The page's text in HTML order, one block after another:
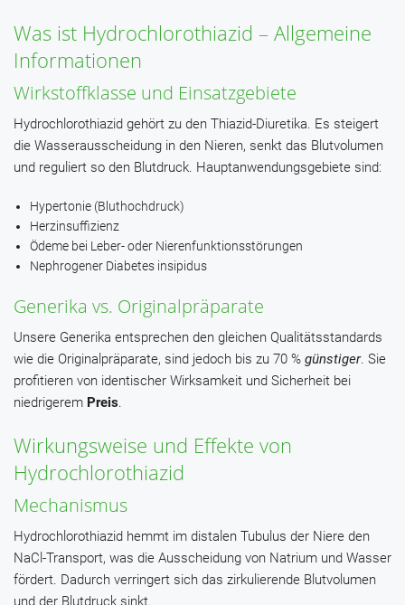
Was ist Hydrochlorothiazid – Allgemeine
Informationen
Wirkstoffklasse und Einsatzgebiete
Hydrochlorothiazid gehört zu den Thiazid-Diuretika. Es steigert
die Wasserausscheidung in den Nieren, senkt das Blutvolumen
und reguliert so den Blutdruck. Hauptanwendungsgebiete sind:
Hypertonie (Bluthochdruck)
Herzinsuffizienz
Ödeme bei Leber- oder Nierenfunktionsstörungen
Nephrogener Diabetes insipidus
Generika vs. Originalpräparate
Unsere Generika entsprechen den gleichen Qualitätsstandards
wie die Originalpräparate, sind jedoch bis zu 70 % günstiger. Sie
profitieren von identischer Wirksamkeit und Sicherheit bei
niedrigerem Preis.
Wirkungsweise und Effekte von
Hydrochlorothiazid
Mechanismus
Hydrochlorothiazid hemmt im distalen Tubulus der Niere den
NaCl-Transport, was die Ausscheidung von Natrium und Wasser
fördert. Dadurch verringert sich das zirkulierende Blutvolumen
und der Blutdruck sinkt.